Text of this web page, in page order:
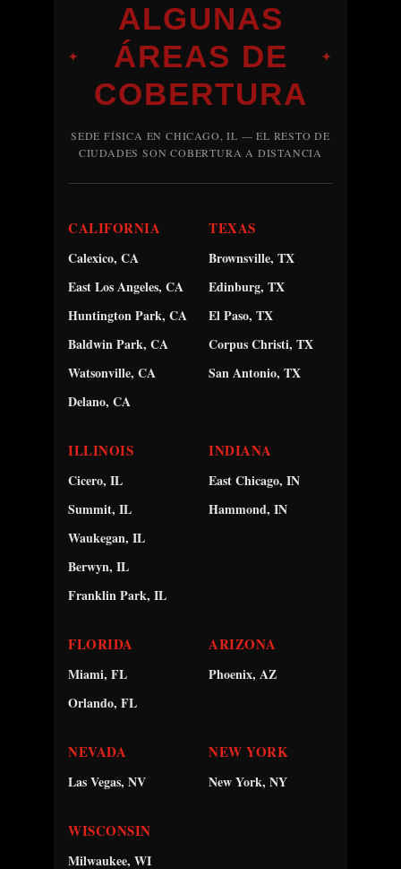
✦
ALGUNAS
ÁREAS DE
COBERTURA
✦
SEDE FÍSICA EN CHICAGO, IL — EL RESTO DE
CIUDADES SON COBERTURA A DISTANCIA
CALIFORNIA
Calexico, CA
East Los Angeles, CA
Huntington Park, CA
Baldwin Park, CA
Watsonville, CA
Delano, CA
TEXAS
Brownsville, TX
Edinburg, TX
El Paso, TX
Corpus Christi, TX
San Antonio, TX
ILLINOIS
Cicero, IL
Summit, IL
Waukegan, IL
Berwyn, IL
Franklin Park, IL
INDIANA
East Chicago, IN
Hammond, IN
FLORIDA
Miami, FL
Orlando, FL
ARIZONA
Phoenix, AZ
NEVADA
Las Vegas, NV
NEW YORK
New York, NY
WISCONSIN
Milwaukee, WI